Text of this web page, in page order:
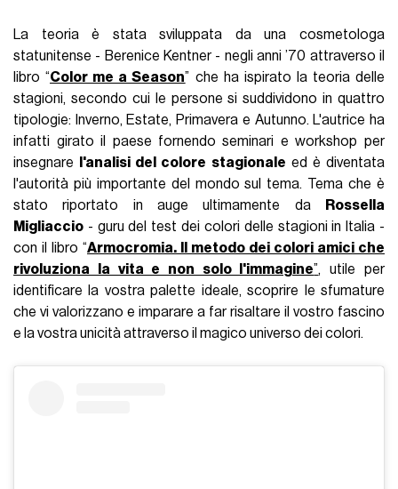
La teoria è stata sviluppata da una cosmetologa
statunitense - Berenice Kentner - negli anni ’70 attraverso il
libro “Color me a Season” che ha ispirato la teoria delle
stagioni, secondo cui le persone si suddividono in quattro
tipologie: Inverno, Estate, Primavera e Autunno. L'autrice ha
infatti girato il paese fornendo seminari e workshop per
insegnare
l'analisi del colore stagionale ed è diventata
l'autorità più importante del mondo sul tema. Tema che è
stato riportato in auge ultimamente da
Rossella
Migliaccio - guru del test dei colori delle stagioni in Italia -
con il libro “Armocromia. Il metodo dei colori amici che
rivoluziona la vita e non solo l'immagine”, utile per
identificare la vostra palette ideale, scoprire le sfumature
che vi valorizzano e imparare a far risaltare il vostro fascino
e la vostra unicità attraverso il magico universo dei colori.